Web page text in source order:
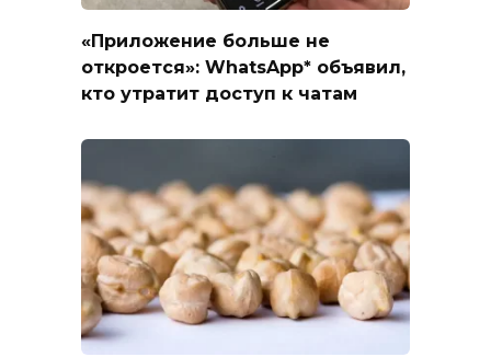
«Приложение больше не
откроется»: WhatsApp* объявил,
кто утратит доступ к чатам